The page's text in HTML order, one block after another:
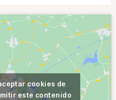
cookies de
este contenido